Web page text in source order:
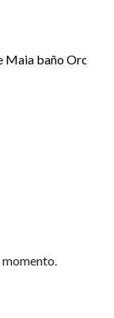
momento.